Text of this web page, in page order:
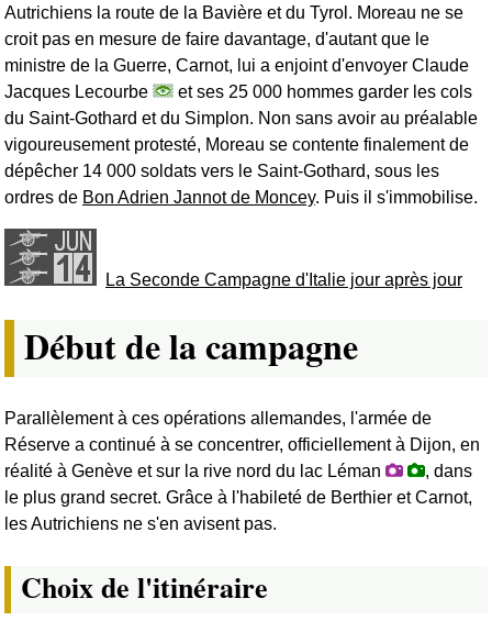
Autrichiens la route de la Bavière et du Tyrol. Moreau ne se
croit pas en mesure de faire davantage, d'autant que le
ministre de la Guerre, Carnot, lui a enjoint d'envoyer Claude
Jacques Lecourbe
et ses 25 000 hommes garder les cols
du Saint-Gothard et du Simplon. Non sans avoir au préalable
vigoureusement protesté, Moreau se contente finalement de
dépêcher 14 000 soldats vers le Saint-Gothard, sous les
ordres de Bon Adrien Jannot de Moncey. Puis il s'immobilise.
La Seconde Campagne d'Italie jour après jour
Début de la campagne
Parallèlement à ces opérations allemandes, l'armée de
Réserve a continué à se concentrer, officiellement à Dijon, en
réalité à Genève et sur la rive nord du lac Léman
, dans
le plus grand secret. Grâce à l'habileté de Berthier et Carnot,
les Autrichiens ne s'en avisent pas.
Choix de l'itinéraire